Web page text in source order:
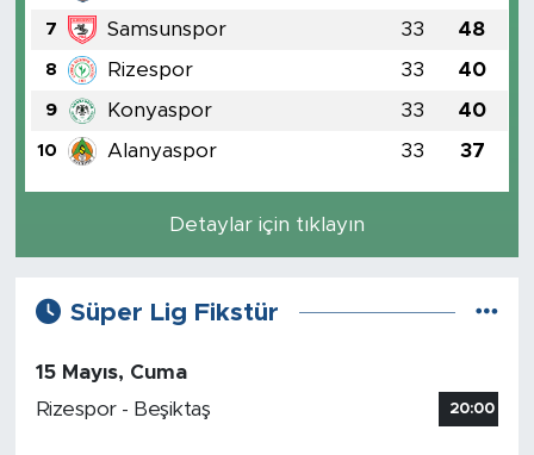
7 Samsunspor 33 48
8 Rizespor 33 40
9 Konyaspor 33 40
10 Alanyaspor 33 37
Detaylar için tıklayın
Süper Lig Fikstür
15 Mayıs, Cuma
Rizespor - Beşiktaş
20:00